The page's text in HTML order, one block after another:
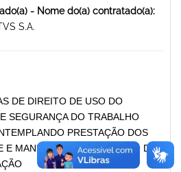
- Nome do(a) contratado(a):
S.A.
DE DIREITO DE USO DO
SEGURANÇA DO TRABALHO
PRESTAÇÃO DOS
E MANUTENÇÃO. AQUISIÇÃO DE